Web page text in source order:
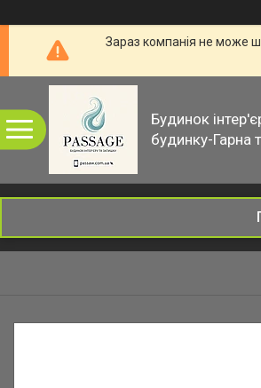
Зараз компанія не може
Будинок
будинку-Гарна